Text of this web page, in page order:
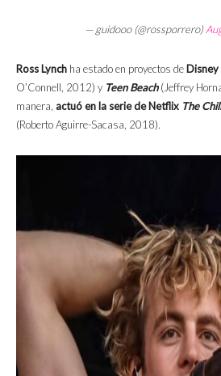
— guidooo (@rossporrero)
Ross Lynch ha estado en proyectos de Disney
O’Connell, 2012) y Teen Beach(Jeffrey
manera, actuó en la serie de Netflix The
(Roberto Aguirre-Sacasa, 2018).